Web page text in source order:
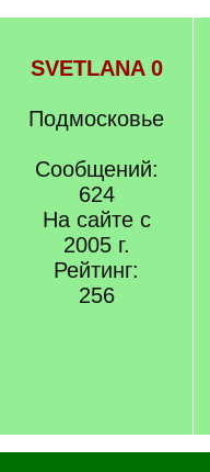
SVETLANA 0
Подмосковье
Сообщений:
624
На сайте с
2005 г.
Рейтинг:
256